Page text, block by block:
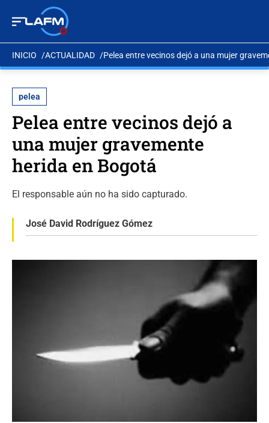
INICIO ACTUALIDAD Pelea entre vecinos dejó a una mujer
pelea
Pelea entre vecinos dejó a
una mujer gravemente
herida en Bogotá
El responsable aún no ha sido capturado.
José David Rodríguez Gómez